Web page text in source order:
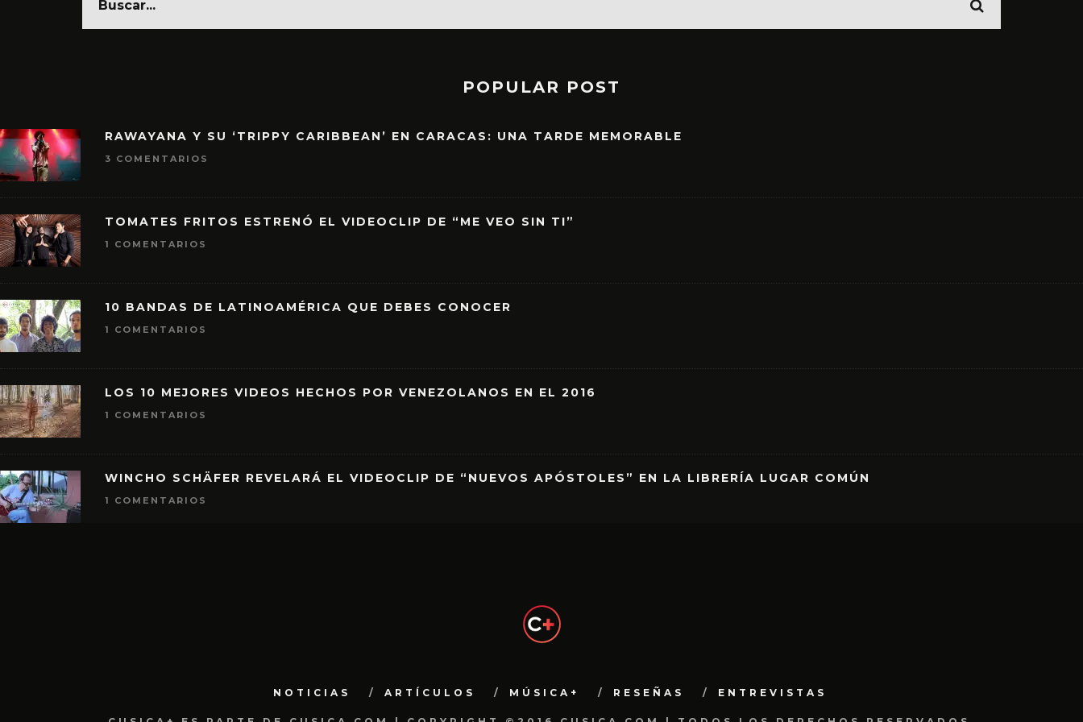
POPULAR POST
RAWAYANA Y SU ‘TRIPPY CARIBBEAN’ EN CARACAS: UNA TARDE MEMORABLE
3 COMENTARIOS
TOMATES FRITOS ESTRENÓ EL VIDEOCLIP DE “ME VEO SIN TI”
1 COMENTARIOS
10 BANDAS DE LATINOAMÉRICA QUE DEBES CONOCER
1 COMENTARIOS
LOS 10 MEJORES VIDEOS HECHOS POR VENEZOLANOS EN EL 2016
1 COMENTARIOS
WINCHO SCHÄFER REVELARÁ EL VIDEOCLIP DE “NUEVOS APÓSTOLES” EN LA LIBRERÍA LUGAR COMÚN
1 COMENTARIOS
NOTICIAS ARTÍCULOS MÚSICA+ RESEÑAS ENTREVISTAS